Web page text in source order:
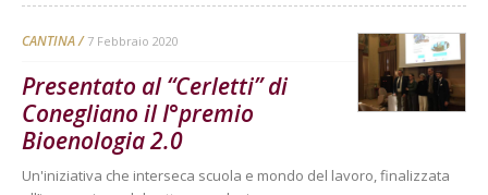
CANTINA 7 Febbraio 2020
Presentato al “Cerletti” di
Conegliano il I°premio
Bioenologia 2.0
Un'iniziativa che interseca scuola e mondo del lavoro, finalizzata